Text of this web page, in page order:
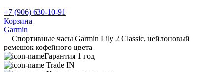
+7 (906) 630-10-91
Корзина
Garmin
Спортивные часы Garmin Lily 2 Classic, нейлоновый
ремешок кофейного цвета
Гарантия 1 год
Trade IN